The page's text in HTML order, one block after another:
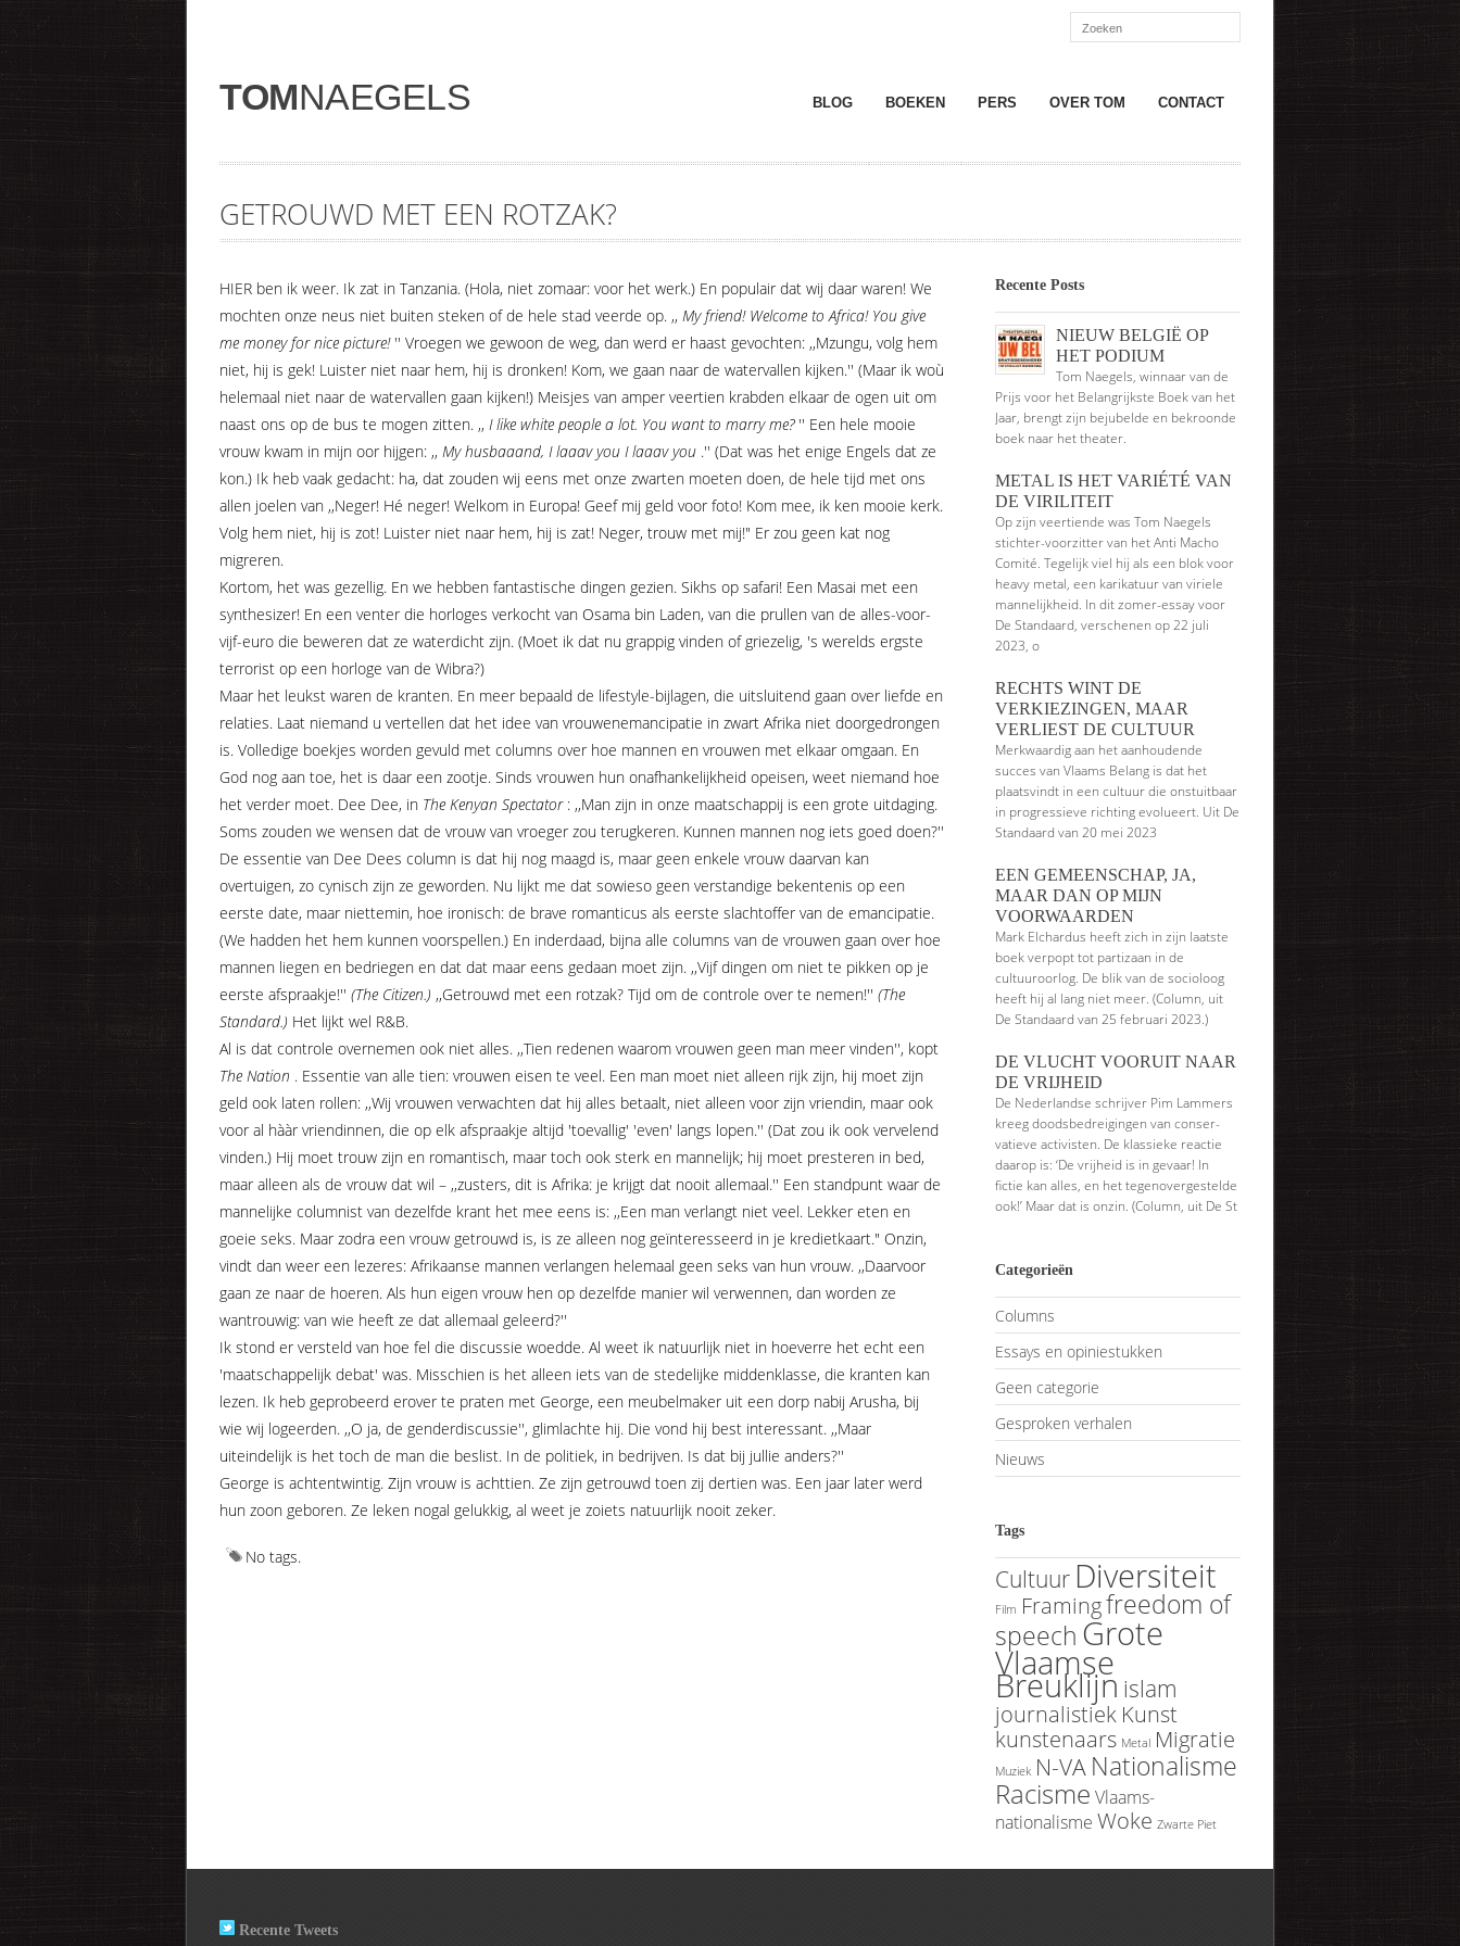
TOMNAEGELS BLOG BOEKEN PERS OVER TOM CONTACT
GETROUWD MET EEN ROTZAK?
HIER ben ik weer. Ik zat in Tanzania. (Hola, niet zomaar: voor het werk.) En populair dat wij daar waren! We
mochten onze neus niet buiten steken of de hele stad veerde op. ,, My friend! Welcome to Africa! You give
me money for nice picture!'' Vroegen we gewoon de weg, dan werd er haast gevochten: ,,Mzungu, volg hem
niet, hij is gek! Luister niet naar hem, hij is dronken! Kom, we gaan naar de watervallen kijken.'' (Maar ik woù
helemaal niet naar de watervallen gaan kijken!) Meisjes van amper veertien krabden elkaar de ogen uit om
naast ons op de bus te mogen zitten. ,, I like white people a lot. You want to marry me?'' Een hele mooie
vrouw kwam in mijn oor hijgen: ,, My husbaaand, I laaav you I laaav you .'' (Dat was het enige Engels dat ze
kon.) Ik heb vaak gedacht: ha, dat zouden wij eens met onze zwarten moeten doen, de hele tijd met ons
allen joelen van ,,Neger! Hé neger! Welkom in Europa! Geef mij geld voor foto! Kom mee, ik ken mooie kerk.
Volg hem niet, hij is zot! Luister niet naar hem, hij is zat! Neger, trouw met mij!" Er zou geen kat nog
migreren.
Kortom, het was gezellig. En we hebben fantastische dingen gezien. Sikhs op safari! Een Masai met een
synthesizer! En een venter die horloges verkocht van Osama bin Laden, van die prullen van de alles-voor-
vijf-euro die beweren dat ze waterdicht zijn. (Moet ik dat nu grappig vinden of griezelig, 's werelds ergste
terrorist op een horloge van de Wibra?)
Maar het leukst waren de kranten. En meer bepaald de lifestyle-bijlagen, die uitsluitend gaan over liefde en
relaties. Laat niemand u vertellen dat het idee van vrouwenemancipatie in zwart Afrika niet doorgedrongen
is. Volledige boekjes worden gevuld met columns over hoe mannen en vrouwen met elkaar omgaan. En
God nog aan toe, het is daar een zootje. Sinds vrouwen hun onafhankelijkheid opeisen, weet niemand hoe
het verder moet. Dee Dee, in The Kenyan Spectator: ,,Man zijn in onze maatschappij is een grote uitdaging.
Soms zouden we wensen dat de vrouw van vroeger zou terugkeren. Kunnen mannen nog iets goed doen?''
De essentie van Dee Dees column is dat hij nog maagd is, maar geen enkele vrouw daarvan kan
overtuigen, zo cynisch zijn ze geworden. Nu lijkt me dat sowieso geen verstandige bekentenis op een
eerste date, maar niettemin, hoe ironisch: de brave romanticus als eerste slachtoffer van de emancipatie.
(We hadden het hem kunnen voorspellen.) En inderdaad, bijna alle columns van de vrouwen gaan over hoe
mannen liegen en bedriegen en dat dat maar eens gedaan moet zijn. ,,Vijf dingen om niet te pikken op je
eerste afspraakje!'' (The Citizen.) ,,Getrouwd met een rotzak? Tijd om de controle over te nemen!'' (The
Standard.) Het lijkt wel R&B.
Al is dat controle overnemen ook niet alles. ,,Tien redenen waarom vrouwen geen man meer vinden'', kopt
The Nation . Essentie van alle tien: vrouwen eisen te veel. Een man moet niet alleen rijk zijn, hij moet zijn
geld ook laten rollen: ,,Wij vrouwen verwachten dat hij alles betaalt, niet alleen voor zijn vriendin, maar ook
voor al hààr vriendinnen, die op elk afspraakje altijd 'toevallig' 'even' langs lopen.'' (Dat zou ik ook vervelend
vinden.) Hij moet trouw zijn en romantisch, maar toch ook sterk en mannelijk; hij moet presteren in bed,
maar alleen als de vrouw dat wil – ,,zusters, dit is Afrika: je krijgt dat nooit allemaal.'' Een standpunt waar de
mannelijke columnist van dezelfde krant het mee eens is: ,,Een man verlangt niet veel. Lekker eten en
goeie seks. Maar zodra een vrouw getrouwd is, is ze alleen nog geïnteresseerd in je kredietkaart." Onzin,
vindt dan weer een lezeres: Afrikaanse mannen verlangen helemaal geen seks van hun vrouw. ,,Daarvoor
gaan ze naar de hoeren. Als hun eigen vrouw hen op dezelfde manier wil verwennen, dan worden ze
wantrouwig: van wie heeft ze dat allemaal geleerd?''
Ik stond er versteld van hoe fel die discussie woedde. Al weet ik natuurlijk niet in hoeverre het echt een
'maatschappelijk debat' was. Misschien is het alleen iets van de stedelijke middenklasse, die kranten kan
lezen. Ik heb geprobeerd erover te praten met George, een meubelmaker uit een dorp nabij Arusha, bij
wie wij logeerden. ,,O ja, de genderdiscussie'', glimlachte hij. Die vond hij best interessant. ,,Maar
uiteindelijk is het toch de man die beslist. In de politiek, in bedrijven. Is dat bij jullie anders?''
George is achtentwintig. Zijn vrouw is achttien. Ze zijn getrouwd toen zij dertien was. Een jaar later werd
hun zoon geboren. Ze leken nogal gelukkig, al weet je zoiets natuurlijk nooit zeker.
No tags.
Recente Posts
NIEUW BELGIË OP
HET PODIUM
Tom Naegels, winnaar van de
Prijs voor het Belangrijkste Boek van het
Jaar, brengt zijn bejubelde en bekroonde
boek naar het theater.
METAL IS HET VARIÉTÉ VAN
DE VIRILITEIT
Op zijn veertiende was Tom Naegels
stichter-voorzitter van het Anti Macho
Comité. Tegelijk viel hij als een blok voor
heavy metal, een karikatuur van viriele
mannelijkheid. In dit zomer-essay voor
De Standaard, verschenen op 22 juli
2023, o
RECHTS WINT DE
VERKIEZINGEN, MAAR
VERLIEST DE CULTUUR
Merkwaardig aan het aanhoudende
succes van Vlaams Belang is dat het
plaatsvindt in een cultuur die onstuitbaar
in progressieve richting evolueert. Uit De
Standaard van 20 mei 2023
EEN GEMEENSCHAP, JA,
MAAR DAN OP MIJN
VOORWAARDEN
Mark Elchardus heeft zich in zijn laatste
boek verpopt tot partizaan in de
cultuuroorlog. De blik van de socioloog
heeft hij al lang niet meer. (Column, uit
De Standaard van 25 februari 2023.)
DE VLUCHT VOORUIT NAAR
DE VRIJHEID
De Nederlandse schrijver Pim Lammers
kreeg doodsbedreigingen van conser­
vatieve activisten. De klassieke reactie
daarop is: ‘De vrijheid is in gevaar! In
fictie kan alles, en het tegenovergestelde
ook!’ Maar dat is onzin. (Column, uit De St
Categorieën
Columns
Essays en opiniestukken
Geen categorie
Gesproken verhalen
Nieuws
Tags
Cultuur Diversiteit
Film Framingfreedom of
speech Grote
Vlaamse
Breuklijn islam
journalistiek Kunst
kunstenaars Metal Migratie
Muziek N-VA Nationalisme
Racisme Vlaams-
nationalisme Woke Zwarte Piet
Recente Tweets